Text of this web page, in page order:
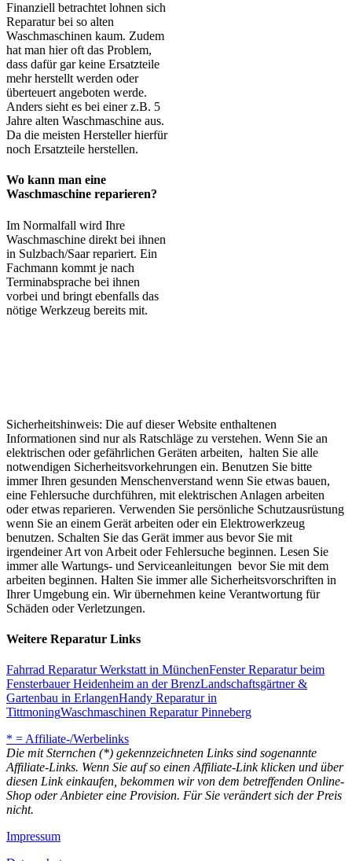
Finanziell betrachtet lohnen sich
Reparatur bei so alten
Waschmaschinen kaum. Zudem
hat man hier oft das Problem,
dass dafür gar keine Ersatzteile
mehr herstellt werden oder
überteuert angeboten werde.
Anders sieht es bei einer z.B. 5
Jahre alten Waschmaschine aus.
Da die meisten Hersteller hierfür
noch Ersatzteile herstellen.
Wo kann man eine
Waschmaschine reparieren?
Im Normalfall wird Ihre
Waschmaschine direkt bei ihnen
in Sulzbach/Saar repariert. Ein
Fachmann kommt je nach
Terminabsprache bei ihnen
vorbei und bringt ebenfalls das
nötige Werkzeug bereits mit.
Sicherheitshinweis: Die auf dieser Website enthaltenen
Informationen sind nur als Ratschläge zu verstehen. Wenn Sie an
elektrischen oder gefährlichen Geräten arbeiten, halten Sie alle
notwendigen Sicherheitsvorkehrungen ein. Benutzen Sie bitte
immer Ihren gesunden Menschenverstand wenn Sie etwas bauen,
eine Fehlersuche durchführen, mit elektrischen Anlagen arbeiten
oder etwas reparieren. Verwenden Sie persönliche Schutzausrüstung
wenn Sie an einem Gerät arbeiten oder ein Elektrowerkzeug
benutzen. Schalten Sie das Gerät immer aus bevor Sie mit
irgendeiner Art von Arbeit oder Fehlersuche beginnen. Lesen Sie
immer alle Wartungs- und Serviceanleitungen bevor Sie mit dem
arbeiten beginnen. Halten Sie immer alle Sicherheitsvorschriften in
Ihrer Umgebung ein. Wir übernehmen keine Verantwortung für
Schäden oder Verletzungen.
Weitere Reparatur Links
Fahrrad Reparatur Werkstatt in MünchenFenster Reparatur beim
Fensterbauer Heidenheim an der BrenzLandschaftsgärtner &
Gartenbau in ErlangenHandy Reparatur in
TittmoningWaschmaschinen Reparatur Pinneberg
* = Affiliate-/Werbelinks
Die mit Sternchen (*) gekennzeichneten Links sind sogenannte
Affiliate-Links. Wenn Sie auf so einen Affiliate-Link klicken und über
diesen Link einkaufen, bekommen wir von dem betreffenden Online-
Shop oder Anbieter eine Provision. Für Sie verändert sich der Preis
nicht.
Impressum